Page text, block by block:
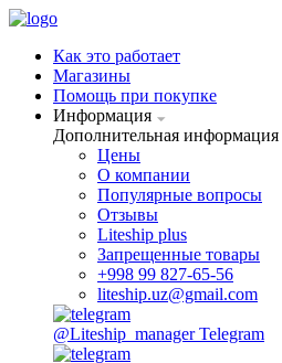
Как это работает
Магазины
Помощь при покупке
Информация
Дополнительная информация
Цены
О компании
Популярные вопросы
Отзывы
Liteship plus
Запрещенные товары
+998 99 827-65-56
liteship.uz@gmail.com
@Liteship_manager Telegram